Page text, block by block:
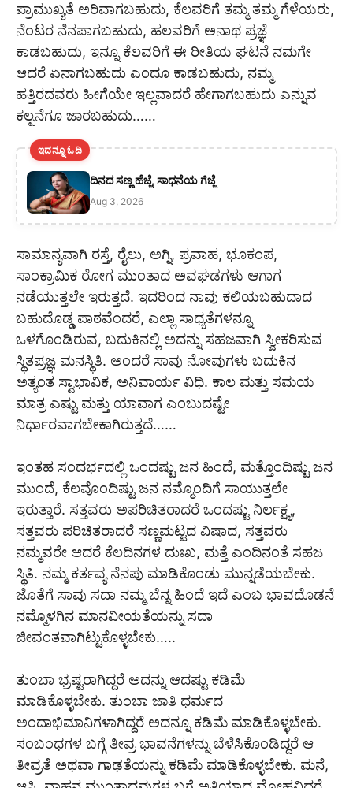
ಪ್ರಾಮುಖ್ಯತೆ ಅರಿವಾಗಬಹುದು, ಕೆಲವರಿಗೆ ತಮ್ಮ ತಮ್ಮ ಗೆಳೆಯರು,
ನೆಂಟರ ನೆನಪಾಗಬಹುದು, ಹಲವರಿಗೆ ಅನಾಥ ಪ್ರಜ್ಞೆ
ಕಾಡಬಹುದು, ಇನ್ನೂ ಕೆಲವರಿಗೆ ಈ ರೀತಿಯ ಘಟನೆ ನಮಗೇ
ಆದರೆ ಏನಾಗಬಹುದು ಎಂದೂ ಕಾಡಬಹುದು, ನಮ್ಮ
ಹತ್ತಿರದವರು ಹೀಗೆಯೇ ಇಲ್ಲವಾದರೆ ಹೇಗಾಗಬಹುದು ಎನ್ನುವ
ಕಲ್ಪನೆಗೂ ಜಾರಬಹುದು……
ಇದನ್ನೂ ಓದಿ
ದಿನದ ಸಣ್ಣ ಹೆಜ್ಜೆ, ಸಾಧನೆಯ ಗೆಜ್ಜೆ
Aug 3, 2026
ಸಾಮಾನ್ಯವಾಗಿ ರಸ್ತೆ, ರೈಲು, ಅಗ್ನಿ, ಪ್ರವಾಹ, ಭೂಕಂಪ,
ಸಾಂಕ್ರಾಮಿಕ ರೋಗ ಮುಂತಾದ ಅವಘಡಗಳು ಆಗಾಗ
ನಡೆಯುತ್ತಲೇ ಇರುತ್ತದೆ. ಇದರಿಂದ ನಾವು ಕಲಿಯಬಹುದಾದ
ಬಹುದೊಡ್ಡ ಪಾಠವೆಂದರೆ, ಎಲ್ಲಾ ಸಾಧ್ಯತೆಗಳನ್ನೂ
ಒಳಗೊಂಡಿರುವ, ಬದುಕಿನಲ್ಲಿ ಅದನ್ನು ಸಹಜವಾಗಿ ಸ್ವೀಕರಿಸುವ
ಸ್ಥಿತಪ್ರಜ್ಞ ಮನಸ್ಥಿತಿ. ಅಂದರೆ ಸಾವು ನೋವುಗಳು ಬದುಕಿನ
ಅತ್ಯಂತ ಸ್ವಾಭಾವಿಕ, ಅನಿವಾರ್ಯ ವಿಧಿ. ಕಾಲ ಮತ್ತು ಸಮಯ
ಮಾತ್ರ ಎಷ್ಟು ಮತ್ತು ಯಾವಾಗ ಎಂಬುದಷ್ಟೇ
ನಿರ್ಧಾರವಾಗಬೇಕಾಗಿರುತ್ತದೆ……
ಇಂತಹ ಸಂದರ್ಭದಲ್ಲಿ ಒಂದಷ್ಟು ಜನ ಹಿಂದೆ, ಮತ್ತೊಂದಿಷ್ಟು ಜನ
ಮುಂದೆ, ಕೆಲವೊಂದಿಷ್ಟು ಜನ ನಮ್ಮೊಂದಿಗೆ ಸಾಯುತ್ತಲೇ
ಇರುತ್ತಾರೆ. ಸತ್ತವರು ಅಪರಿಚಿತರಾದರೆ ಒಂದಷ್ಟು ನಿರ್ಲಕ್ಷ್ಯ,
ಸತ್ತವರು ಪರಿಚಿತರಾದರೆ ಸಣ್ಣಮಟ್ಟದ ವಿಷಾದ, ಸತ್ತವರು
ನಮ್ಮವರೇ ಆದರೆ ಕೆಲದಿನಗಳ ದುಃಖ, ಮತ್ತೆ ಎಂದಿನಂತೆ ಸಹಜ
ಸ್ಥಿತಿ. ನಮ್ಮ ಕರ್ತವ್ಯ ನೆನಪು ಮಾಡಿಕೊಂಡು ಮುನ್ನಡೆಯಬೇಕು.
ಜೊತೆಗೆ ಸಾವು ಸದಾ ನಮ್ಮ ಬೆನ್ನ ಹಿಂದೆ ಇದೆ ಎಂಬ ಭಾವದೊಡನೆ
ನಮ್ಮೊಳಗಿನ ಮಾನವೀಯತೆಯನ್ನು ಸದಾ
ಜೀವಂತವಾಗಿಟ್ಟುಕೊಳ್ಳಬೇಕು…..
ತುಂಬಾ ಭ್ರಷ್ಟರಾಗಿದ್ದರೆ ಅದನ್ನು ಆದಷ್ಟು ಕಡಿಮೆ
ಮಾಡಿಕೊಳ್ಳಬೇಕು. ತುಂಬಾ ಜಾತಿ ಧರ್ಮದ
ಅಂದಾಭಿಮಾನಿಗಳಾಗಿದ್ದರೆ ಅದನ್ನೂ ಕಡಿಮೆ ಮಾಡಿಕೊಳ್ಳಬೇಕು.
ಸಂಬಂಧಗಳ ಬಗ್ಗೆ ತೀವ್ರ ಭಾವನೆಗಳನ್ನು ಬೆಳೆಸಿಕೊಂಡಿದ್ದರೆ ಆ
ತೀವ್ರತೆ ಅಥವಾ ಗಾಢತೆಯನ್ನು ಕಡಿಮೆ ಮಾಡಿಕೊಳ್ಳಬೇಕು. ಮನೆ,